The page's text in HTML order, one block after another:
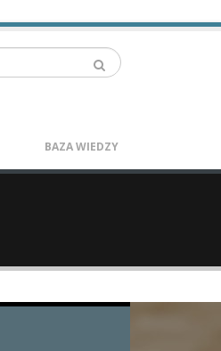
BAZA WIEDZY